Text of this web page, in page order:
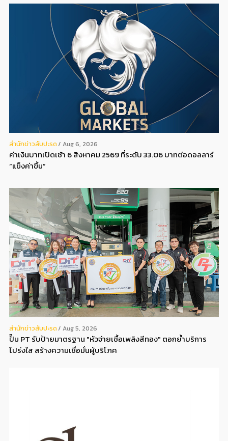
สํานักข่าวสับปะรด Aug 6, 2026
ค่าเงินบาทเปิดเช้า 6 สิงหาคม 2569 ที่ระดับ 33.06 บาทต่อดอลลาร์
“แข็งค่าขึ้น”
สํานักข่าวสับปะรด Aug 5, 2026
ปั๊ม PT รับป้ายมาตรฐาน "หัวจ่ายเชื้อเพลิงสีทอง" ตอกย้ำบริการ
โปร่งใส สร้างความเชื่อมั่นผู้บริโภค